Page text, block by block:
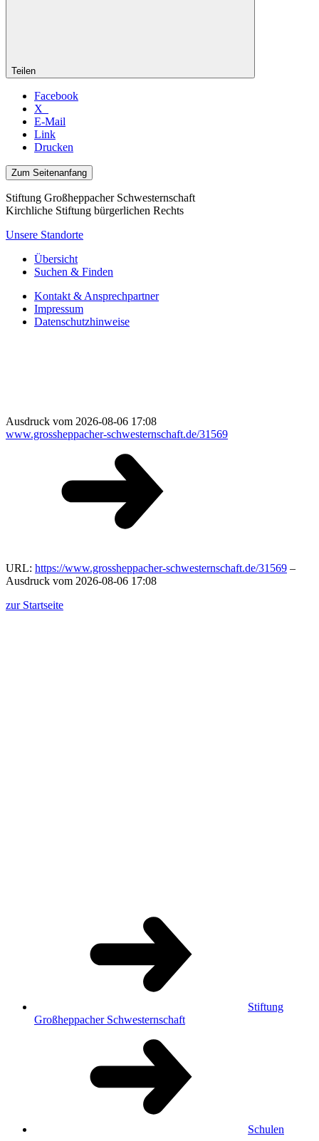
Teilen
Facebook
X
E-Mail
Link
Drucken
Zum Seitenanfang
Stiftung Großheppacher Schwesternschaft
Kirchliche Stiftung bürgerlichen Rechts
Unsere Standorte
Übersicht
Suchen & Finden
Kontakt & Ansprechpartner
Impressum
Datenschutzhinweise
Ausdruck vom 2026-08-06 17:08
www.grossheppacher-schwesternschaft.de/31569
URL: https://www.grossheppacher-schwesternschaft.de/31569 –
Ausdruck vom 2026-08-06 17:08
zur Startseite
Stiftung
Großheppacher Schwesternschaft
Schulen